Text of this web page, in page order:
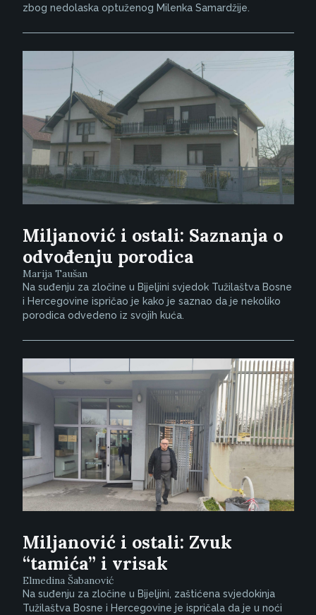
zbog nedolaska optuženog Milenka Samardžije.
Miljanović i ostali: Saznanja o
odvođenju porodica
Marija Taušan
Na suđenju za zločine u Bijeljini svjedok Tužilaštva Bosne
i Hercegovine ispričao je kako je saznao da je nekoliko
porodica odvedeno iz svojih kuća.
Miljanović i ostali: Zvuk
“tamića” i vrisak
Elmedina Šabanović
Na suđenju za zločine u Bijeljini, zaštićena svjedokinja
Tužilaštva Bosne i Hercegovine je ispričala da je u noći